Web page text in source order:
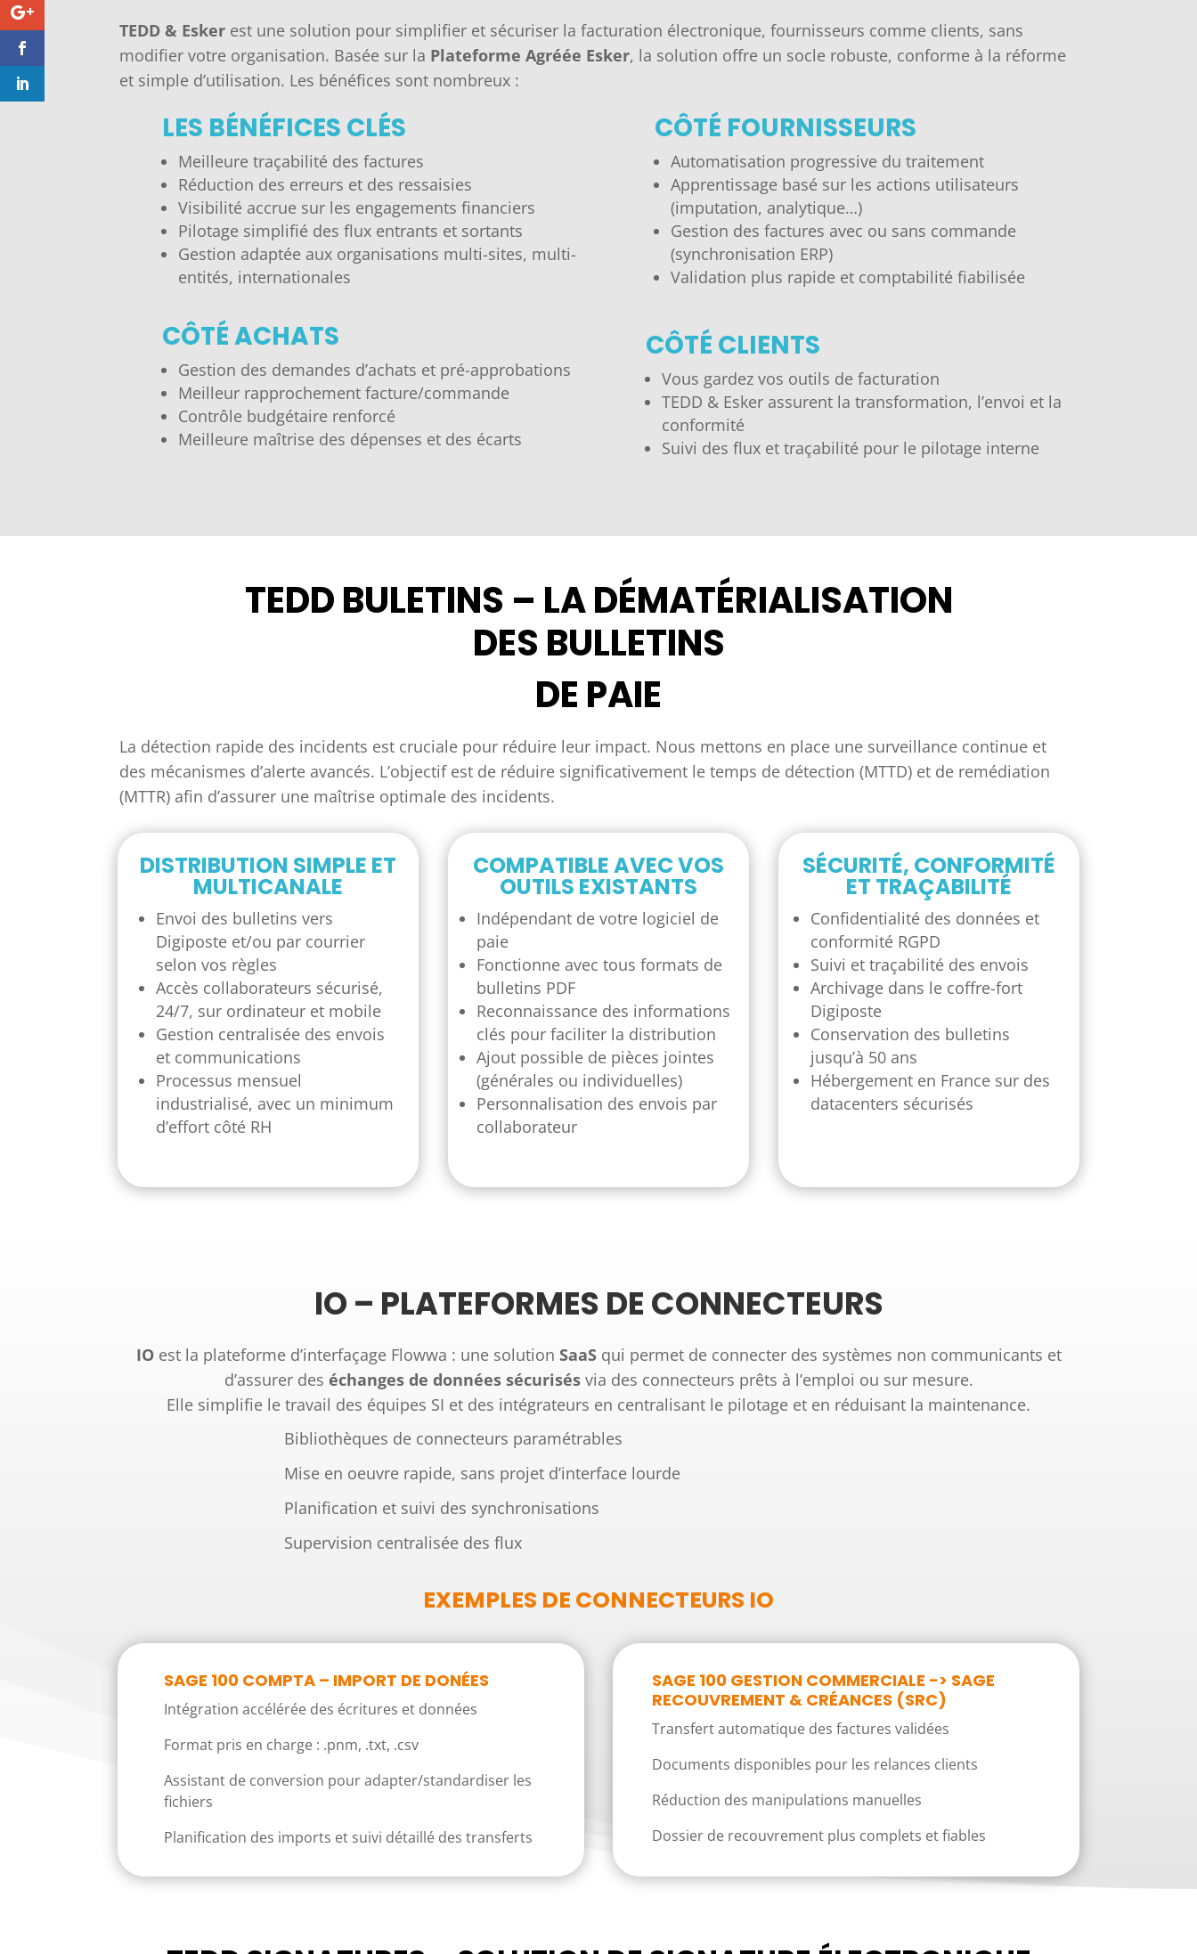
TEDD & Esker est une solution pour simplifier et sécuriser la facturation électronique, fournisseurs comme clients, sans
modifier votre organisation. Basée sur la Plateforme Agréée Esker, la solution offre un socle robuste, conforme à la réforme
et simple d’utilisation. Les bénéfices sont nombreux :
LES BÉNÉFICES CLÉS
Meilleure traçabilité des factures
Réduction des erreurs et des ressaisies
Visibilité accrue sur les engagements financiers
Pilotage simplifié des flux entrants et sortants
Gestion adaptée aux organisations multi-sites, multi-
entités, internationales
CÔTÉ ACHATS
Gestion des demandes d’achats et pré-approbations
Meilleur rapprochement facture/commande
Contrôle budgétaire renforcé
Meilleure maîtrise des dépenses et des écarts
CÔTÉ FOURNISSEURS
Automatisation progressive du traitement
Apprentissage basé sur les actions utilisateurs
(imputation, analytique…)
Gestion des factures avec ou sans commande
(synchronisation ERP)
Validation plus rapide et comptabilité fiabilisée
CÔTÉ CLIENTS
Vous gardez vos outils de facturation
TEDD & Esker assurent la transformation, l’envoi et la
conformité
Suivi des flux et traçabilité pour le pilotage interne
TEDD BULETINS – LA DÉMATÉRIALISATION
DES BULLETINS
DE PAIE
La détection rapide des incidents est cruciale pour réduire leur impact. Nous mettons en place une surveillance continue et
des mécanismes d’alerte avancés. L’objectif est de réduire significativement le temps de détection (MTTD) et de remédiation
(MTTR) afin d’assurer une maîtrise optimale des incidents.
DISTRIBUTION SIMPLE ET
MULTICANALE
Envoi des bulletins vers
Digiposte et/ou par courrier
selon vos règles
Accès collaborateurs sécurisé,
24/7, sur ordinateur et mobile
Gestion centralisée des envois
et communications
Processus mensuel
industrialisé, avec un minimum
d’effort côté RH
COMPATIBLE AVEC VOS
OUTILS EXISTANTS
Indépendant de votre logiciel de
paie
Fonctionne avec tous formats de
bulletins PDF
Reconnaissance des informations
clés pour faciliter la distribution
Ajout possible de pièces jointes
(générales ou individuelles)
Personnalisation des envois par
collaborateur
SÉCURITÉ, CONFORMITÉ
ET TRAÇABILITÉ
Confidentialité des données et
conformité RGPD
Suivi et traçabilité des envois
Archivage dans le coffre-fort
Digiposte
Conservation des bulletins
jusqu’à 50 ans
Hébergement en France sur des
datacenters sécurisés
IO – PLATEFORMES DE CONNECTEURS
IOest la plateforme d’interfaçage Flowwa : une solution SaaSqui permet de connecter des systèmes non communicants et
d’assurer des échanges de données sécurisésvia des connecteurs prêts à l’emploi ou sur mesure.
Elle simplifie le travail des équipes SI et des intégrateurs en centralisant le pilotage et en réduisant la maintenance.
Bibliothèques de connecteurs paramétrables
Mise en oeuvre rapide, sans projet d’interface lourde
Planification et suivi des synchronisations
Supervision centralisée des flux
EXEMPLES DE CONNECTEURS IO
SAGE 100 COMPTA – IMPORT DE DONÉES
Intégration accélérée des écritures et données
Format pris en charge : .pnm, .txt, .csv
Assistant de conversion pour adapter/standardiser les
fichiers
Planification des imports et suivi détaillé des transferts
SAGE 100 GESTION COMMERCIALE -> SAGE
RECOUVREMENT & CRÉANCES (SRC)
Transfert automatique des factures validées
Documents disponibles pour les relances clients
Réduction des manipulations manuelles
Dossier de recouvrement plus complets et fiables